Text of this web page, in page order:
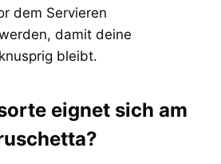
dem Servieren
damit deine
bleibt.
eignet sich am